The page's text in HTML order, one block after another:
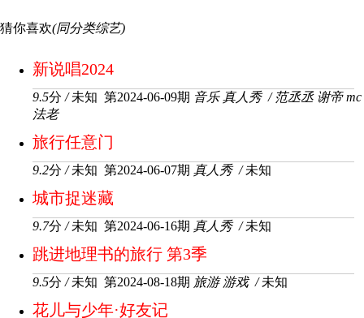
猜你喜欢(同分类综艺)
新说唱2024
9.5分 /未知 第2024-06-09期 音乐 真人秀 / 范丞丞 谢帝 mc
法老
旅行任意门
9.2分 /未知 第2024-06-07期 真人秀 /未知
城市捉迷藏
9.7分 /未知 第2024-06-16期 真人秀 /未知
跳进地理书的旅行 第3季
9.5分 /未知 第2024-08-18期 旅游 游戏 /未知
花儿与少年·好友记